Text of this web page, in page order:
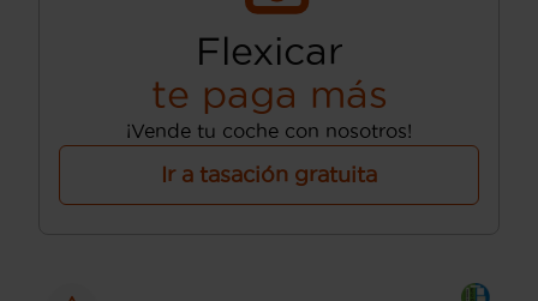
Flexicar
te paga más
¡Vende tu coche con nosotros!
Ir a tasación gratuita